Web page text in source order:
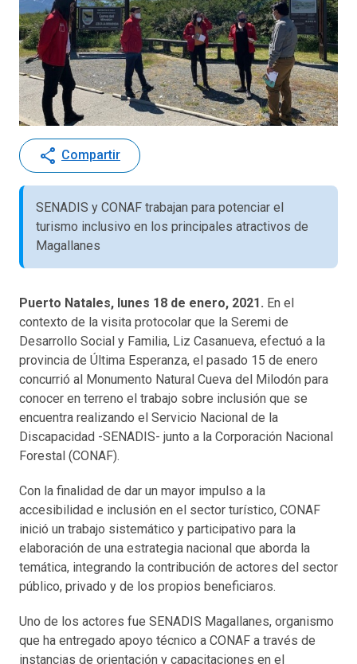
share Compartir
SENADIS y CONAF trabajan para potenciar el
turismo inclusivo en los principales atractivos de
Magallanes
Puerto Natales, lunes 18 de enero, 2021. En el
contexto de la visita protocolar que la Seremi de
Desarrollo Social y Familia, Liz Casanueva, efectuó a la
provincia de Última Esperanza, el pasado 15 de enero
concurrió al Monumento Natural Cueva del Milodón para
conocer en terreno el trabajo sobre inclusión que se
encuentra realizando el Servicio Nacional de la
Discapacidad -SENADIS- junto a la Corporación Nacional
Forestal (CONAF).
Con la finalidad de dar un mayor impulso a la
accesibilidad e inclusión en el sector turístico, CONAF
inició un trabajo sistemático y participativo para la
elaboración de una estrategia nacional que aborda la
temática, integrando la contribución de actores del sector
público, privado y de los propios beneficiaros.
Uno de los actores fue SENADIS Magallanes, organismo
que ha entregado apoyo técnico a CONAF a través de
instancias de orientación y capacitaciones en el